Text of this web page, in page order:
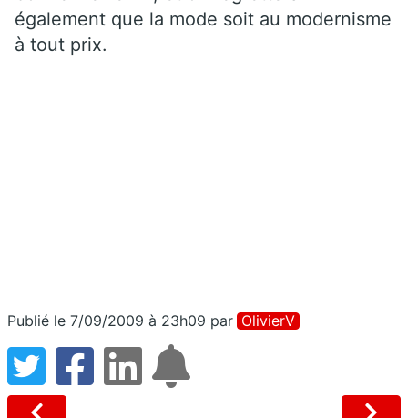
également que la mode soit au modernisme
à tout prix.
Publié le 7/09/2009 à 23h09 par OlivierV